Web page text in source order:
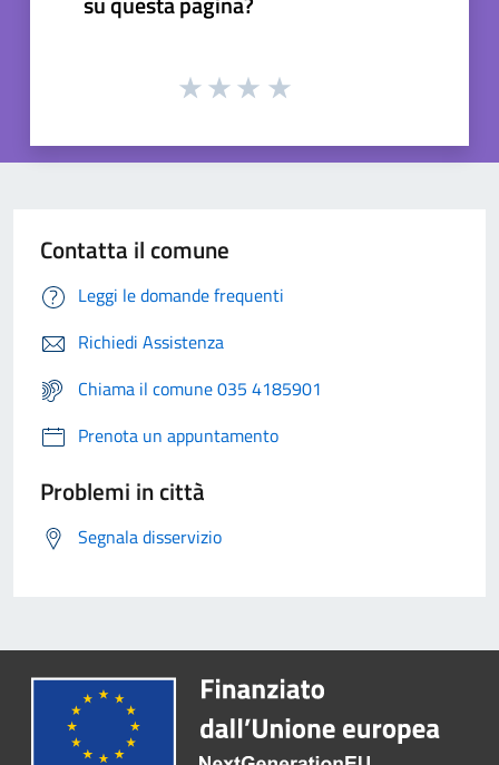
Contatta il comune
Leggi le domande frequenti
Richiedi Assistenza
Chiama il comune 035 4185901
Prenota un appuntamento
Problemi in città
Segnala disservizio